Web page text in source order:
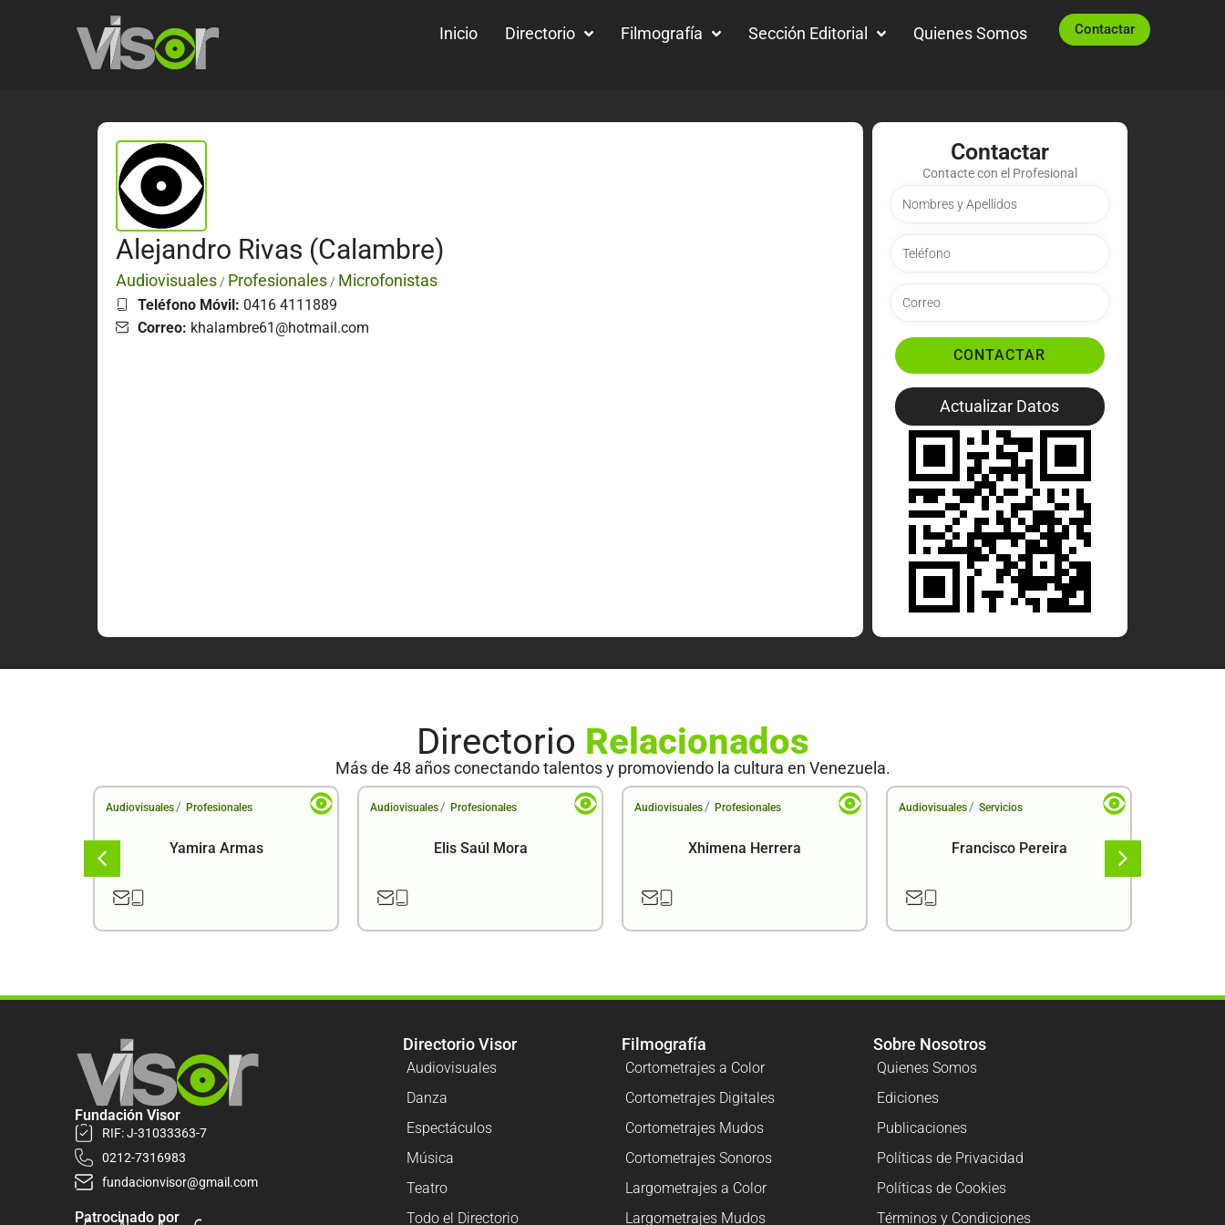
Inicio Directorio Filmografía Sección Editorial Quienes Somos Contactar
Alejandro Rivas (Calambre)
Audiovisuales / Profesionales / Microfonistas
Teléfono Móvil: 0416 4111889
Correo: khalambre61@hotmail.com
Contactar
Contacte con el Profesional
CONTACTAR
Actualizar Datos
Directorio Relacionados
Más de 48 años conectando talentos y promoviendo la cultura en Venezuela.
Audiovisuales / Profesionales
Yamira Armas
Audiovisuales / Profesionales
Elis Saúl Mora
Audiovisuales / Profesionales
Xhimena Herrera
Audiovisuales / Servicios
Francisco Pereira
Fundación Visor
RIF: J-31033363-7
0212-7316983
fundacionvisor@gmail.com
Patrocinado por
Directorio Visor
Audiovisuales
Danza
Espectáculos
Música
Teatro
Todo el Directorio
Filmografía
Cortometrajes a Color
Cortometrajes Digitales
Cortometrajes Mudos
Cortometrajes Sonoros
Largometrajes a Color
Largometrajes Mudos
Sobre Nosotros
Quienes Somos
Ediciones
Publicaciones
Políticas de Privacidad
Políticas de Cookies
Términos y Condiciones